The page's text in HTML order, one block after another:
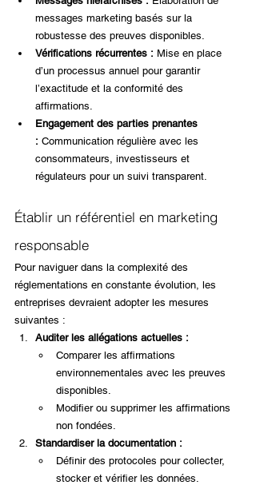
messages marketing basés sur la
robustesse des preuves disponibles.
Vérifications récurrentes : Mise en place
d’un processus annuel pour garantir
l’exactitude et la conformité des
affirmations.
Engagement des parties prenantes
: Communication régulière avec les
consommateurs, investisseurs et
régulateurs pour un suivi transparent.
Établir un référentiel en marketing
responsable
Pour naviguer dans la complexité des
réglementations en constante évolution, les
entreprises devraient adopter les mesures
suivantes :
Auditer les allégations actuelles :
Comparer les affirmations
environnementales avec les preuves
disponibles.
Modifier ou supprimer les affirmations
non fondées.
Standardiser la documentation :
Définir des protocoles pour collecter,
stocker et vérifier les données.